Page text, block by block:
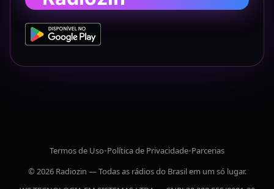
Termos de Uso•Política de Privacidade•Parcerias
© 2026 Radiozin — Todas as rádios do Brasil em um só lugar.